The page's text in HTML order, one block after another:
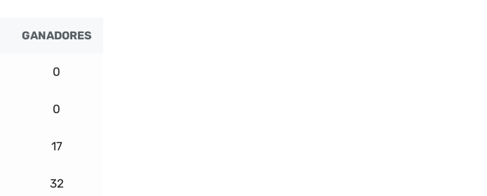
GANADORES
0
0
17
32